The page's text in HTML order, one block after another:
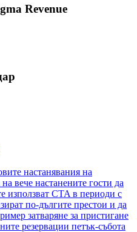
Revenue
настанявания на
вече настанените гости да
използват CTA в периоди с
по-дългите престои и да
затваряне за пристигане
резервации петък-събота